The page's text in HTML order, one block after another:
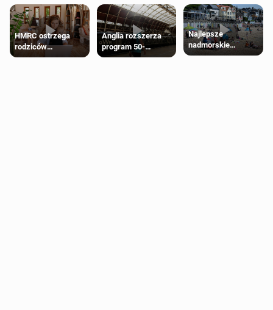
HMRC ostrzega
rodziców
pobierających Child
Anglia rozszerza
program 50-
procentowych
Najlepsze
nadmorskie
miasteczko blisko